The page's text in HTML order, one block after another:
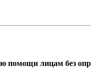
лицам без